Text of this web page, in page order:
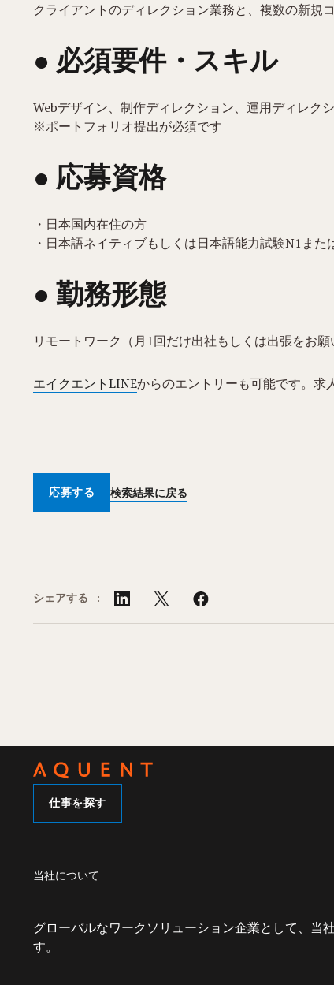
クライアントのディレクション業務と、複数の新規
● 必須要件・スキル
Webデザイン、制作ディレクション、運用ディレク
※ポートフォリオ提出が必須です
● 応募資格
・日本国内在住の方
・日本語ネイティブもしくは日本語能力試験N1ま
● 勤務形態
リモートワーク（月1回だけ出社もしくは出張をお願
エイクエントLINEからのエントリーも可能です。求
応募する 検索結果に戻る
シェアする :
仕事を探す
当社について
グローバルなワークソリューション企業として、当
す。